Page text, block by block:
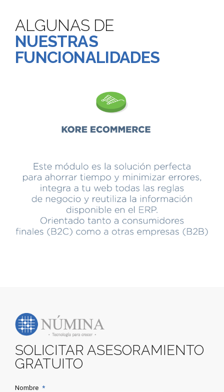
ALGUNAS DE
NUESTRAS
FUNCIONALIDADES
SOLICITAR ASESORAMIENTO
GRATUITO
Nombre